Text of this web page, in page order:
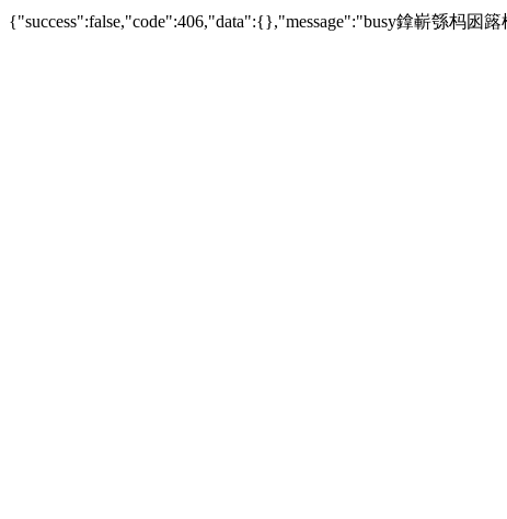
{"success":false,"code":406,"data":{},"message":"busy鎿嶄綔杩